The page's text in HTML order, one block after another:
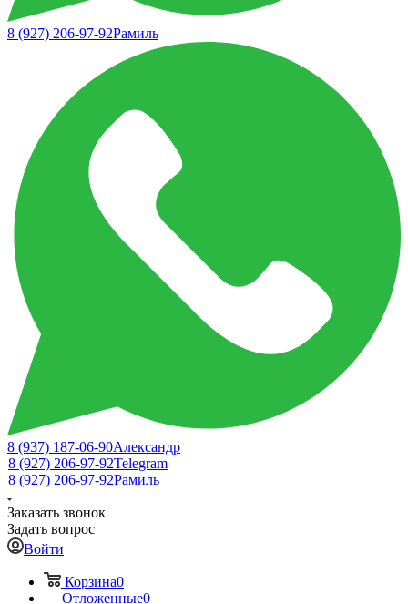
8 (927) 206-97-92Рамиль
8 (937) 187-06-90Александр
8 (927) 206-97-92Telegram
8 (927) 206-97-92Рамиль
Заказать звонок
Задать вопрос
Войти
Корзина0
Отложенные0